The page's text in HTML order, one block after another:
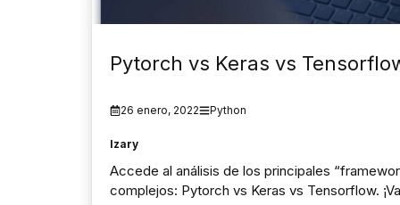
Pytorch vs Keras vs
26 enero, 2022 Python
Izary
Accede al análisis de los principales
complejos: Pytorch vs Keras vs Tensorflow.